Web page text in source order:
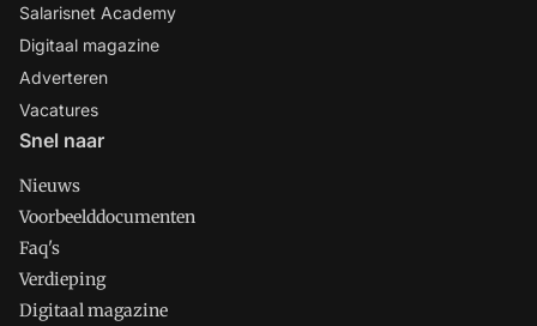
Salarisnet Academy
Digitaal magazine
Adverteren
Vacatures
Snel naar
Nieuws
Voorbeelddocumenten
Faq's
Verdieping
Digitaal magazine